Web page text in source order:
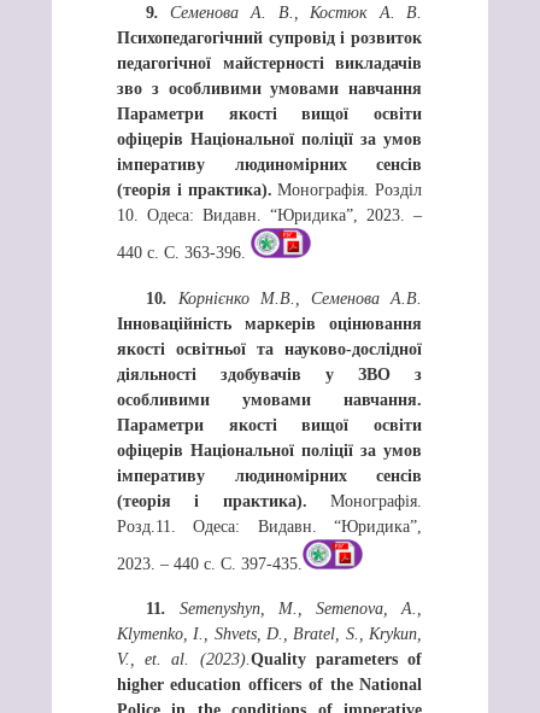
9.Семенова А. В., Костюк А. В.
Психопедагогічний супровід і розвиток
педагогічної майстерності викладачів
зво з особливими умовами навчання
Параметри якості вищої освіти
офіцерів Національної поліції за умов
імперативу людиномірних сенсів
(теорія і практика).Монографія. Розділ
10. Одеса: Видавн. “Юридика”, 2023. –
440 с. С. 363-396.
10. Корнієнко М.В., Семенова А.В.
Інноваційність маркерів оцінювання
якості освітньої та науково-дослідної
діяльності здобувачів у ЗВО з
особливими умовами навчання.
Параметри якості вищої освіти
офіцерів Національної поліції за умов
імперативу людиномірних сенсів
(теорія і практика). Монографія.
Розд.11. Одеса: Видавн. “Юридика”,
2023. – 440 с. С. 397-435.
11. Semenyshyn, M., Semenova, A.,
Klymenko, I., Shvets, D., Bratel, S., Krykun,
V., et. al. (2023). Quality parameters of
higher education officers of the National